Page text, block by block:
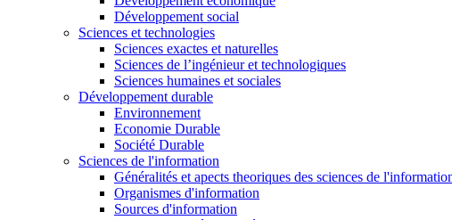
Développement social
Sciences et technologies
Sciences exactes et naturelles
Sciences de l’ingénieur et technologiques
Sciences humaines et sociales
Développement durable
Environnement
Economie Durable
Société Durable
Sciences de l'information
Généralités et apects theoriques des sciences de
Organismes d'information
Sources d'information